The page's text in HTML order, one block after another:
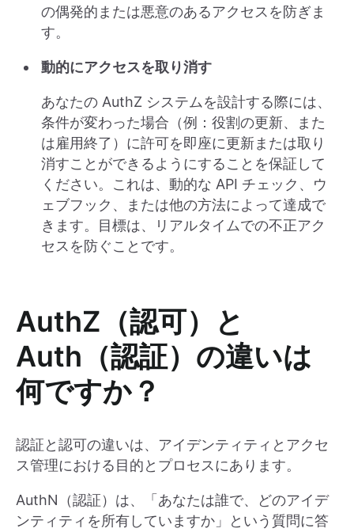
の偶発的または悪意のあるアクセスを防ぎま
す。
動的にアクセスを取り消す
あなたの AuthZ システムを設計する際には、
条件が変わった場合（例：役割の更新、また
は雇用終了）に許可を即座に更新または取り
消すことができるようにすることを保証して
ください。これは、動的な API チェック、ウ
ェブフック、または他の方法によって達成で
きます。目標は、リアルタイムでの不正アク
セスを防ぐことです。
AuthZ（認可）と
Auth（認証）の違いは
何ですか？
認証と認可の違いは、アイデンティティとアクセ
ス管理における目的とプロセスにあります。
AuthN（認証）は、「あなたは誰で、どのアイデ
ンティティを所有していますか」という質問に答